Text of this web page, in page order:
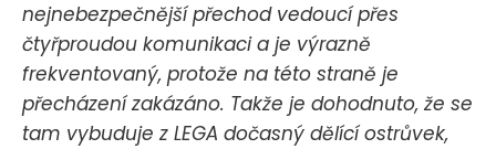
nejnebezpečnější přechod vedoucí přes
čtyřproudou komunikaci a je výrazně
frekventovaný, protože na této straně je
přecházení zakázáno. Takže je dohodnuto, že se
tam vybuduje z LEGA dočasný dělící ostrůvek,